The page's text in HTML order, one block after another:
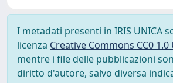
I metadati presenti in IRIS UNICA
licenza Creative Commons CC0 1.0
mentre i file delle pubblicazioni
diritto d'autore, salvo diversa